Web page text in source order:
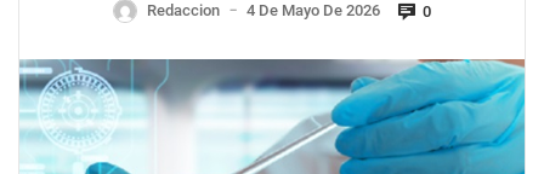
Redaccion — 4 De Mayo De 2026 0